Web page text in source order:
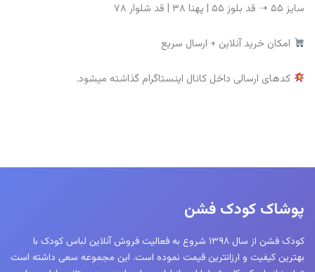
سایز ۵۵ ➝ قد بلوز ۵۵ | پهنا ۳۸ | قد شلوار ۷۸
امکان خرید آنلاین + ارسال سریع
کدهای ارسالی داخل کانال اینستاگرام گذاشته میشود.
پوشاک کودک فشن
کودک فشن از سال ۱۳۹۸ شروع به فعالیت فروش آنلاین لباس کودک با
بهترین کیفیت و ارزانترین قیمت نموده است. این مجموعه سعی داشته است